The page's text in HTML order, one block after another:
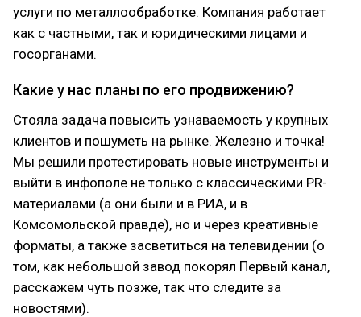
услуги по металлообработке. Компания работает
как с частными, так и юридическими лицами и
госорганами.
Какие у нас планы по его продвижению?
Стояла задача повысить узнаваемость у крупных
клиентов и пошуметь на рынке. Железно и точка!
Мы решили протестировать новые инструменты и
выйти в инфополе не только с классическими PR-
материалами (а они были и в РИА, и в
Комсомольской правде), но и через креативные
форматы, а также засветиться на телевидении (о
том, как небольшой завод покорял Первый канал,
расскажем чуть позже, так что следите за
новостями).